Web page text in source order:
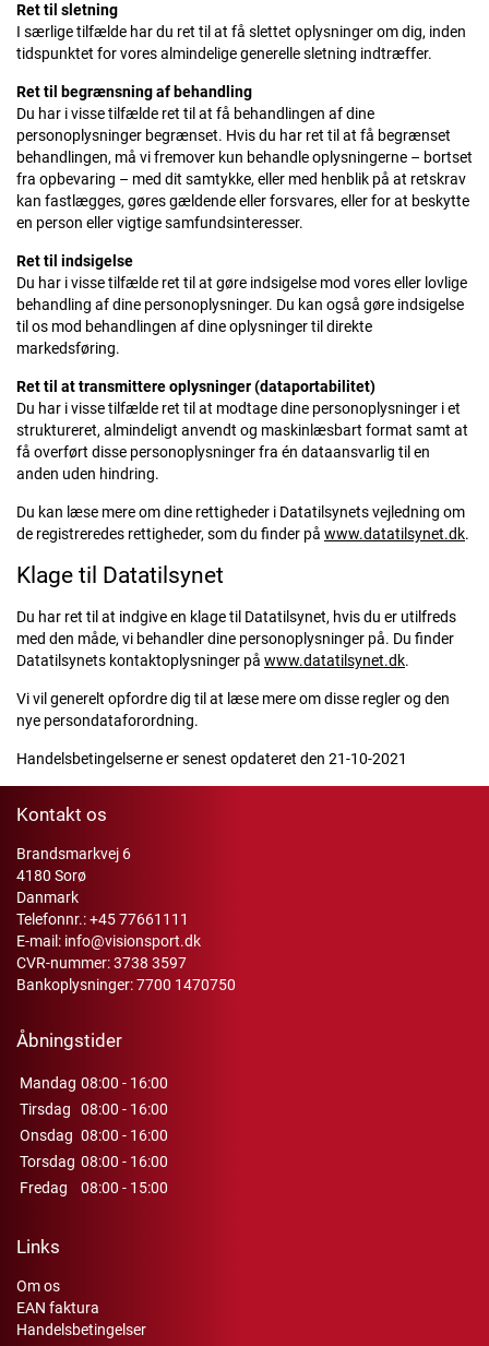
Ret til sletning
I særlige tilfælde har du ret til at få slettet oplysninger om dig, inden
tidspunktet for vores almindelige generelle sletning indtræffer.
Ret til begrænsning af behandling
Du har i visse tilfælde ret til at få behandlingen af dine
personoplysninger begrænset. Hvis du har ret til at få begrænset
behandlingen, må vi fremover kun behandle oplysningerne – bortset
fra opbevaring – med dit samtykke, eller med henblik på at retskrav
kan fastlægges, gøres gældende eller forsvares, eller for at beskytte
en person eller vigtige samfundsinteresser.
Ret til indsigelse
Du har i visse tilfælde ret til at gøre indsigelse mod vores eller lovlige
behandling af dine personoplysninger. Du kan også gøre indsigelse
til os mod behandlingen af dine oplysninger til direkte
markedsføring.
Ret til at transmittere oplysninger (dataportabilitet)
Du har i visse tilfælde ret til at modtage dine personoplysninger i et
struktureret, almindeligt anvendt og maskinlæsbart format samt at
få overført disse personoplysninger fra én dataansvarlig til en
anden uden hindring.
Du kan læse mere om dine rettigheder i Datatilsynets vejledning om
de registreredes rettigheder, som du finder på www.datatilsynet.dk.
Klage til Datatilsynet
Du har ret til at indgive en klage til Datatilsynet, hvis du er utilfreds
med den måde, vi behandler dine personoplysninger på. Du finder
Datatilsynets kontaktoplysninger på www.datatilsynet.dk.
Vi vil generelt opfordre dig til at læse mere om disse regler og den
nye persondataforordning.
Handelsbetingelserne er senest opdateret den 21-10-2021
Kontakt os
Brandsmarkvej 6
4180 Sorø
Danmark
Telefonnr.:+45 77661111
E-mail: info@visionsport.dk
CVR-nummer: 3738 3597
Bankoplysninger: 7700 1470750
Åbningstider
Mandag 08:00 - 16:00
Tirsdag
08:00 - 16:00
Onsdag 08:00 - 16:00
Torsdag 08:00 - 16:00
Fredag
08:00 - 15:00
Links
Om os
EAN faktura
Handelsbetingelser